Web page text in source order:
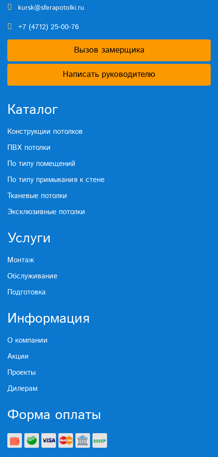
kursk@sferapotolki.ru
+7 (4712) 25-00-76
Вызов замерщика
Написать руководителю
Каталог
Конструкции потолков
ПВХ потолки
По типу помещений
По типу примыкания к стене
Тканевые потолки
Эксклюзивные потолки
Услуги
Монтаж
Обслуживание
Подготовка
Информация
О компании
Акции
Проекты
Дилерам
Форма оплаты